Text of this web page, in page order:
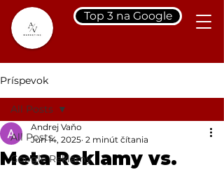
Top 3 na Google
Príspevok
All Posts
Google Reklamy
All Posts
Meta Reklamy vs.
Andrej Vaňo
Jun 14, 2025 2 minút čítania